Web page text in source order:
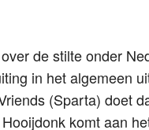
de stilte onder
in het algemeen
(Sparta) doet
komt aan